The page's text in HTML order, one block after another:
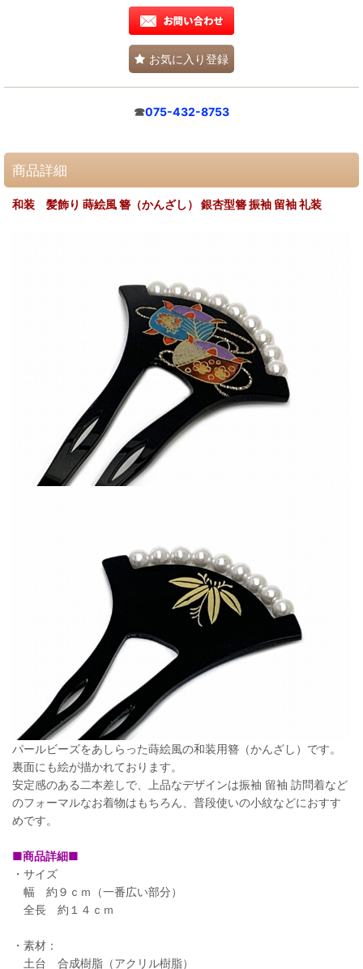
お気に入り登録
☎075-432-8753
商品詳細
和装 髪飾り 蒔絵風 簪（かんざし） 銀杏型簪 振袖 留袖 礼装
パールビーズをあしらった蒔絵風の和装用簪（かんざし）です。
裏面にも絵が描かれております。
安定感のある二本差しで、上品なデザインは振袖 留袖 訪問着など
のフォーマルなお着物はもちろん、普段使いの小紋などにおすす
めです。
■商品詳細■
・サイズ
幅 約９ｃｍ（一番広い部分）
全長 約１４ｃｍ
・素材：
土台 合成樹脂（アクリル樹脂）